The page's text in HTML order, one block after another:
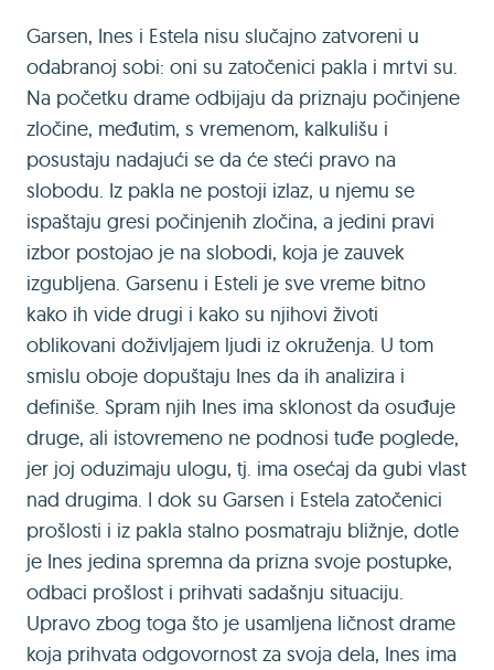
Garsen, Ines i Estela nisu slučajno zatvoreni u
odabranoj sobi: oni su zatočenici pakla i mrtvi su.
Na početku drame odbijaju da priznaju počinjene
zločine, međutim, s vremenom, kalkulišu i
posustaju nadajući se da će steći pravo na
slobodu. Iz pakla ne postoji izlaz, u njemu se
ispaštaju gresi počinjenih zločina, a jedini pravi
izbor postojao je na slobodi, koja je zauvek
izgubljena. Garsenu i Esteli je sve vreme bitno
kako ih vide drugi i kako su njihovi životi
oblikovani doživljajem ljudi iz okruženja. U tom
smislu oboje dopuštaju Ines da ih analizira i
definiše. Spram njih Ines ima sklonost da osuđuje
druge, ali istovremeno ne podnosi tuđe poglede,
jer joj oduzimaju ulogu, tj. ima osećaj da gubi vlast
nad drugima. I dok su Garsen i Estela zatočenici
prošlosti i iz pakla stalno posmatraju bližnje, dotle
je Ines jedina spremna da prizna svoje postupke,
odbaci prošlost i prihvati sadašnju situaciju.
Upravo zbog toga što je usamljena ličnost drame
koja prihvata odgovornost za svoja dela, Ines ima